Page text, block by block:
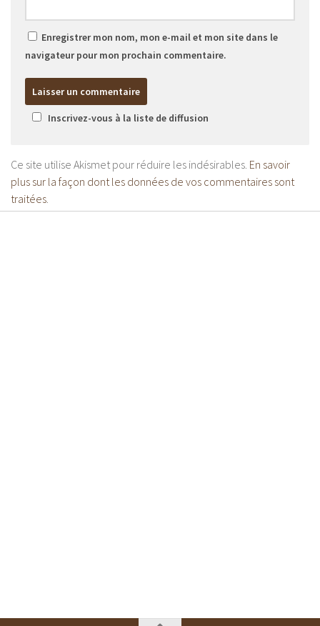
Enregistrer mon nom, mon e-mail et mon site dans le
navigateur pour mon prochain commentaire.
Inscrivez-vous à la liste de diffusion
Ce site utilise Akismet pour réduire les indésirables. En savoir
plus sur la façon dont les données de vos commentaires sont
traitées.